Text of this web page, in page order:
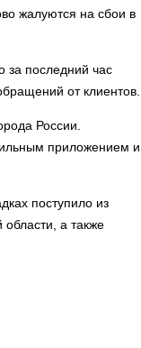
жалуются на сбои в
за последний час
от клиентов.
России.
приложением и
поступило из
а также